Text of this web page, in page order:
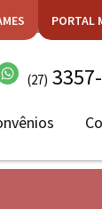
PORTAL
(27)